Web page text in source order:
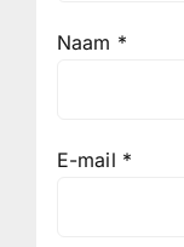
Naam *
E-mail *